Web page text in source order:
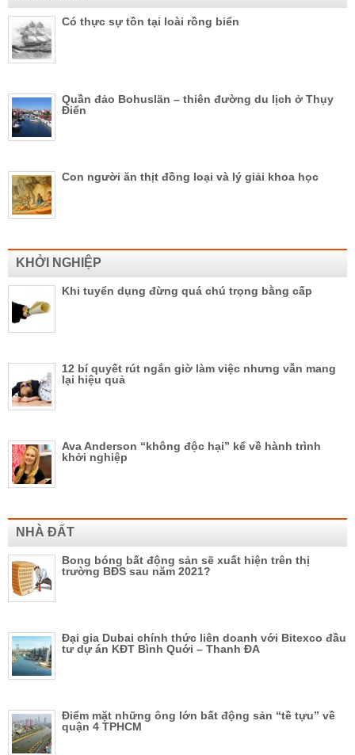
Có thực sự tồn tại loài rồng biển
Quần đảo Bohuslän – thiên đường du lịch ở Thụy
Điển
Con người ăn thịt đồng loại và lý giải khoa học
KHỞI NGHIỆP
Khi tuyển dụng đừng quá chú trọng bằng cấp
12 bí quyết rút ngắn giờ làm việc nhưng vẫn mang
lại hiệu quả
Ava Anderson “không độc hại” kể về hành trình
khởi nghiệp
NHÀ ĐẤT
Bong bóng bất động sản sẽ xuất hiện trên thị
trường BĐS sau năm 2021?
Đại gia Dubai chính thức liên doanh với Bitexco đầu
tư dự án KĐT Bình Quới – Thanh ĐA
Điểm mặt những ông lớn bất động sản “tề tựu” về
quận 4 TPHCM